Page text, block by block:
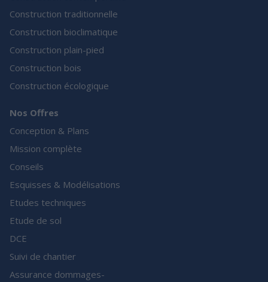
Construction traditionnelle
Construction bioclimatique
Construction plain-pied
Construction bois
Construction écologique
Nos Offres
Conception & Plans
Mission complète
Conseils
Esquisses & Modélisations
Etudes techniques
Etude de sol
DCE
Suivi de chantier
Assurance dommages-